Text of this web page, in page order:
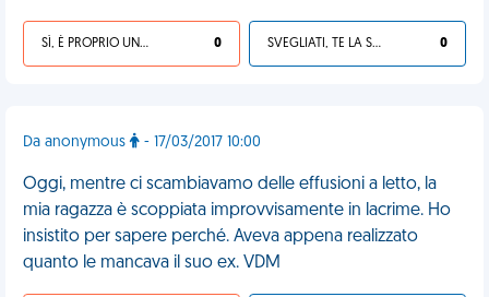
SÌ, È PROPRIO UNA VDM! 0 SVEGLIATI, TE LA SEI CERCATA! 0
Da anonymous - 17/03/2017 10:00
Oggi, mentre ci scambiavamo delle effusioni a letto, la
mia ragazza è scoppiata improvvisamente in lacrime. Ho
insistito per sapere perché. Aveva appena realizzato
quanto le mancava il suo ex. VDM